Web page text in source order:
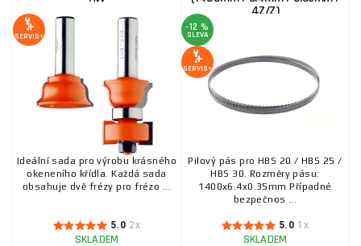
SERVIS+
Ideální sada pro výrobu krásného
okeneního křídla. Každá sada
obsahuje dvě frézy pro frézo ...
5.0 2x
SKLADEM
4Z/Z)
-12 %
SLEVA
SERVIS+
Pilový pás pro HBS 20 / HBS 25 /
HBS 30. Rozměry pásu:
1400x6.4x0.35mm Případné
bezpečnos ...
5.0 1x
SKLADEM